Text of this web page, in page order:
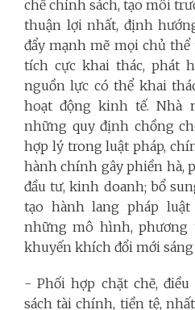
chế chính sách, tạo môi
thuận lợi nhất, định
đẩy mạnh mẽ mọi chủ
tích cực khai thác, phát
nguồn lực có thể khai
hoạt động kinh tế. Nhà
những quy định chồng
hợp lý trong luật pháp,
hành chính gây phiền hà,
đầu tư, kinh doanh; bổ
tạo hành lang pháp
những mô hình, phương
khuyến khích đổi mới sáng
- Phối hợp chặt chẽ,
sách tài chính, tiền tệ,